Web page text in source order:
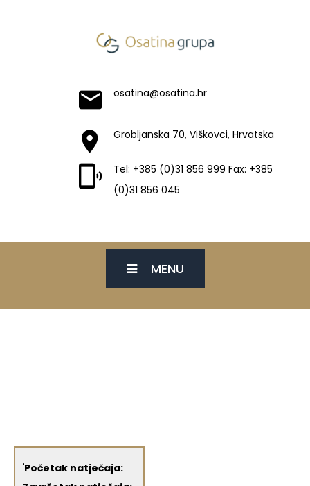
osatina@osatina.hr
Grobljanska 70, Viškovci, Hrvatska
Tel: +385 (0)31 856 999 Fax: +385
(0)31 856 045
MENU
'Početak natječaja: